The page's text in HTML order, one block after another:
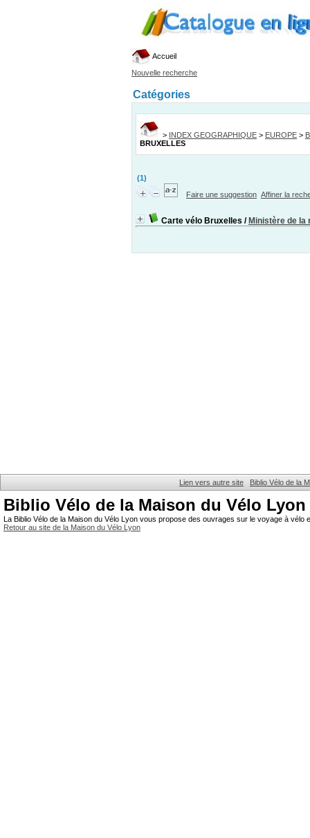
Accueil
Nouvelle recherche
Catégories
> INDEX GEOGRAPHIQUE > EUROPE >
BRUXELLES
(1)
Faire une suggestion Affiner la
Carte vélo Bruxelles / Ministère de la
Lien vers autre site Biblio Vélo de la
Biblio Vélo de la Maison du Vélo Lyon
La Biblio Vélo de la Maison du Vélo Lyon vous propose des ouvrages sur le voyage à
Retour au site de la Maison du Vélo Lyon